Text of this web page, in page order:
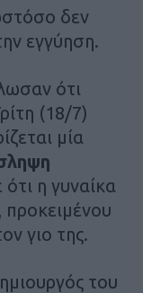
δεν
εγγύηση.
ότι
(18/7)
μία
η γυναίκα
προκειμένου
γιο της.
του